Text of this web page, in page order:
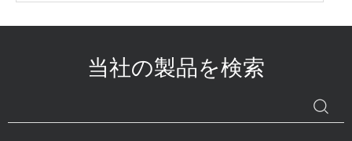
SOS、歩数計、転倒警報機能
チパネルにより、時計のすべ
ての機能をより簡単に操作で
当社の製品を検索